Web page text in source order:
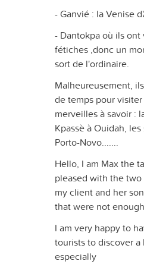
- Ganvié : la Venise
- Dantokpa où ils
fétiches ,donc un
sort de l'ordinaire.
Malheureusement,
de temps pour
merveilles à savoir :
Kpassè à Ouidah,
Porto-Novo.......
Hello, I am Max the
pleased with the two
my client and her
that were not
I am very happy to
tourists to discover
especially